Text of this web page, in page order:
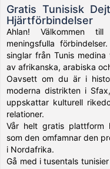
Gratis Tunisisk
Hjärtförbindelser
Ahlan! Välkommen
meningsfulla
singlar från Tunis
av afrikanska, arabiska
Oavsett om du är i
moderna distrikten i
uppskattar kulturell
relationer.
Vår helt gratis plattform
som den omfamnar den
i Nordafrika.
Gå med i tusentals